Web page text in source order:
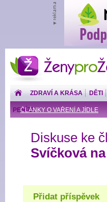
ŽenyproŽeny.cz
ZDRAVÍ A KRÁSA DĚTI
ČLÁNKY O VAŘENÍ A JÍDLE
PENÍZE
Diskuse ke
Svíčková
Přidat příspěvek